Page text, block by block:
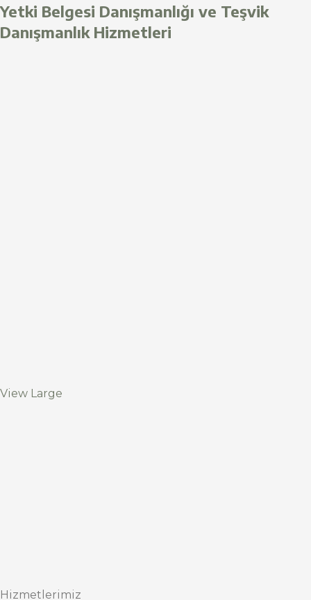
Yetki Belgesi Danışmanlığı ve Teşvik
Danışmanlık Hizmetleri
View Large
Hizmetlerimiz